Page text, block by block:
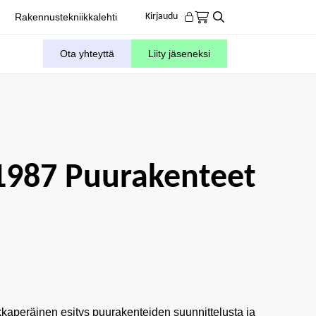
Rakennustekniikkalehti Kirjaudu
Ota yhteyttä Liity jäseneksi
Puurakenteet
esitys puurakenteiden suunnittelusta ja